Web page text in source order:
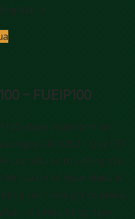
bất lợi.
:
– FUEIP100
được phát hành lần
ngày 28/7/2021. Quỹ ETF
lược đầu tư thụ động, tập
của chỉ số tham chiếu là
cách nắm giữ cổ phiếu,
bán cổ phiếu hàng ngày.